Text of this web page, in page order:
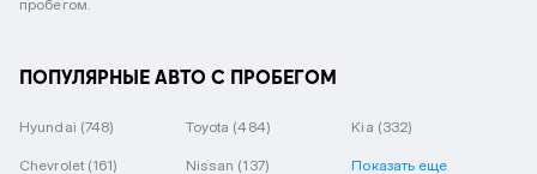
пробегом.
ПОПУЛЯРНЫЕ АВТО С ПРОБЕГОМ
Hyundai (748) Toyota (484) Kia (332)
Chevrolet (161) Nissan (137) Показать еще